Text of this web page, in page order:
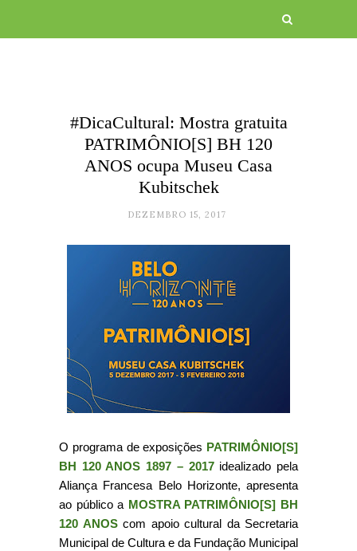
#DicaCultural: Mostra gratuita
PATRIMÔNIO[S] BH 120
ANOS ocupa Museu Casa
Kubitschek
DEZEMBRO 15, 2017
O programa de exposições PATRIMÔNIO[S]
BH 120 ANOS 1897 – 2017idealizado pela
Aliança Francesa Belo Horizonte, apresenta
ao público a MOSTRA PATRIMÔNIO[S] BH
120 ANOScom apoio cultural da Secretaria
Municipal de Cultura e da Fundação Municipal